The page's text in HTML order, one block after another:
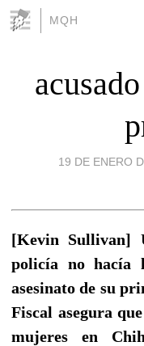
MQH
19 DE ENERO
[Kevin Sullivan]
policía no hacía
asesinato de su
Fiscal asegura
mujeres en